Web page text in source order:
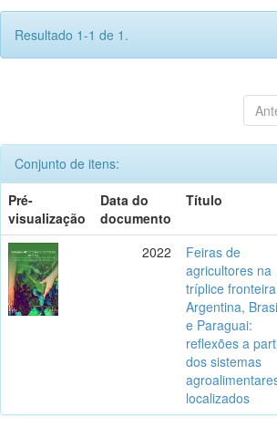
Resultado 1-1 de 1.
Conjunto de itens:
Pré-
visualização
Data do
documento
Título
2022
Feiras de
agricultores na
tríplice fronteira
Argentina,
e Paraguai:
reflexões a
dos sistemas
localizados